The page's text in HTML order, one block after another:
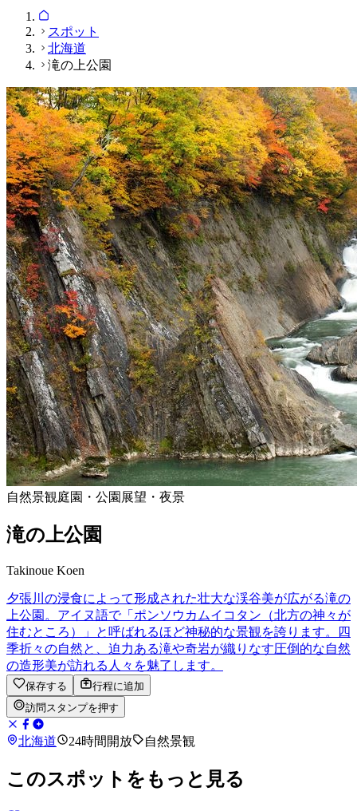
スポット
北海道
滝の上公園
自然景観庭園・公園 展望・夜景
滝の上公園
Takinoue Koen
夕張川の浸食によって形成された壮大な渓谷美が広がる滝の
上公園。アイヌ語で「ポンソウカムイコタン（北方の神々が
住むところ）」と呼ばれるほど神秘的な景観を誇ります。四
季折々の自然と、迫力ある滝や奇岩が織りなす圧倒的な自然
の造形美が訪れる人々を魅了します。
保存する
行程に追加
訪問スタンプを押す
北海道 24時間開放 自然景観
このスポットをもっと見る